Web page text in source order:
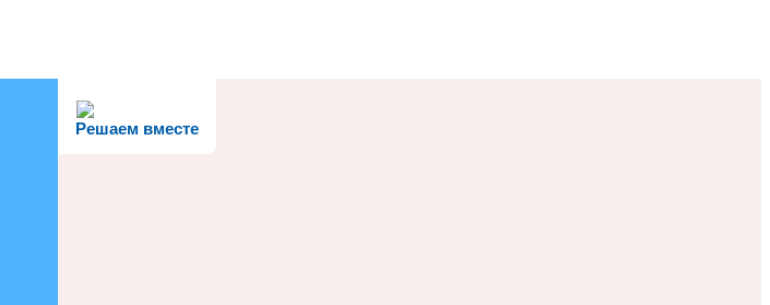
Решаем вместе